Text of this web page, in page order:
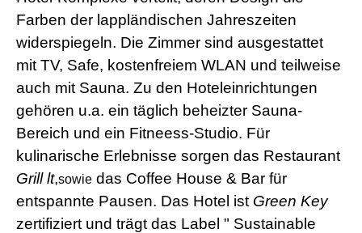
Farben der lappländischen Jahreszeiten
widerspiegeln. Die Zimmer sind ausgestattet
mit TV, Safe, kostenfreiem WLAN und teilweise
auch mit Sauna. Zu den Hoteleinrichtungen
gehören u.a. ein täglich beheizter Sauna-
Bereich und ein Fitneess-Studio. Für
kulinarische Erlebnisse sorgen das Restaurant
Grill lt,sowie das Coffee House & Bar für
entspannte Pausen. Das Hotel ist Green Key
zertifiziert und trägt das Label " Sustainable